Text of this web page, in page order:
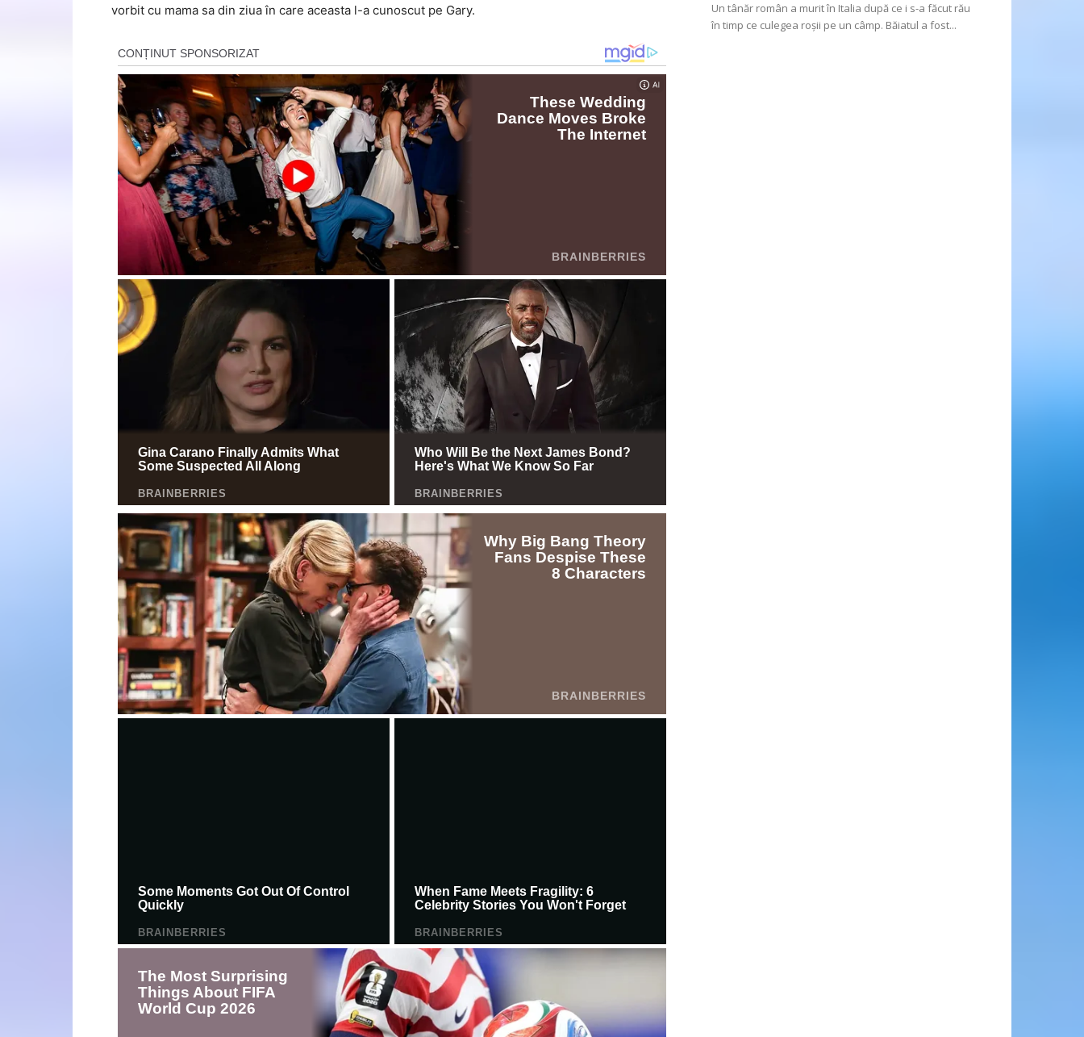
vorbit cu mama sa din ziua în care aceasta l-a cunoscut pe Gary.
Un tânăr român a murit în Italia după ce i s-a făcut rău
în timp ce culegea roșii pe un câmp. Băiatul a fost...